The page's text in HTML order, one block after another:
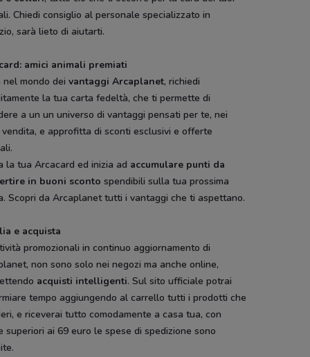
Chiedi consiglio al personale specializzato in
sarà lieto di aiutarti.
amici animali premiati
nel mondo deivantaggi Arcaplanet, richiedi
la tua carta fedeltà, che ti permette di
a un un universo di vantaggi pensati per te, nei
e approfitta di sconti esclusivi e offerte
la tua Arcacard ed inizia ad accumulare punti da
in buoni sconto spendibili sulla tua prossima
Scopri da Arcaplanet tutti i vantaggi che ti aspettano.
e acquista
promozionali in continuo aggiornamento di
non sono solo nei negozi ma anche online,
acquisti intelligenti. Sul sito ufficiale potrai
tempo aggiungendo al carrello tutti i prodotti che
e riceverai tutto comodamente a casa tua, con
superiori ai 69 euro le spese di spedizione sono